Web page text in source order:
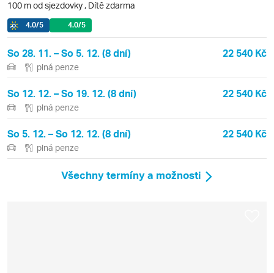
100 m od sjezdovky , Dítě zdarma
4.0/5 4.0/5
So 28. 11. – So 5. 12. (8 dní) 22 540 Kč
plná penze
So 12. 12. – So 19. 12. (8 dní) 22 540 Kč
plná penze
So 5. 12. – So 12. 12. (8 dní) 22 540 Kč
plná penze
Všechny termíny a možnosti